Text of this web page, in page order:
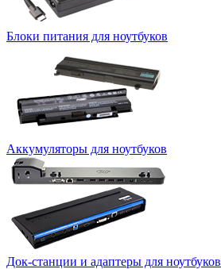
Блоки питания для ноутбуков
Аккумуляторы для ноутбуков
Док-станции и адаптеры для ноутбуков